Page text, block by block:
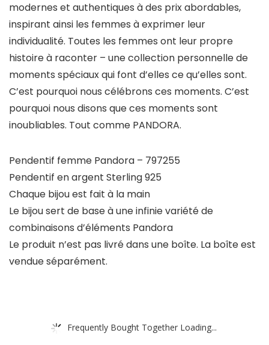
modernes et authentiques à des prix abordables,
inspirant ainsi les femmes à exprimer leur
individualité. Toutes les femmes ont leur propre
histoire à raconter – une collection personnelle de
moments spéciaux qui font d’elles ce qu’elles sont.
C’est pourquoi nous célébrons ces moments. C’est
pourquoi nous disons que ces moments sont
inoubliables. Tout comme PANDORA.
Pendentif femme Pandora – 797255
Pendentif en argent Sterling 925
Chaque bijou est fait à la main
Le bijou sert de base à une infinie variété de
combinaisons d’éléments Pandora
Le produit n’est pas livré dans une boîte. La boîte est
vendue séparément.
Frequently Bought Together Loading...